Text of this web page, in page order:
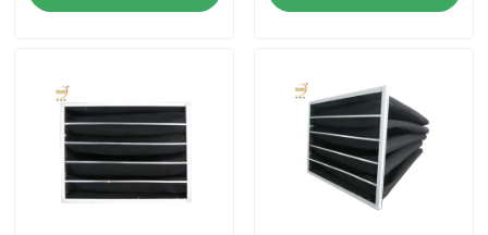
Fordern Sie ein Zitat
Tiefer Filter der Falten-HEPA
Vor Luftfilter